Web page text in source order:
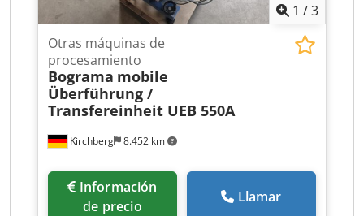
1 /3
Kirchberg 8.452 km
Otras máquinas de
procesamiento
Bograma mobile
Überführung /
Transfereinheit UEB 550A
de precio
Llamar